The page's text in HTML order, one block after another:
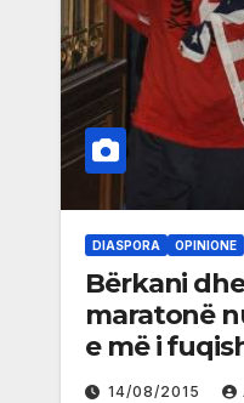
DIASPORA OPINIONE
Bërkani
maratonë
e më i
e më i
14/08/2015